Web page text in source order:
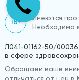
18+
Имеются
Необходима
Л041-01162-50/
в сфере
Обращаем ваше
отличаться от цен в